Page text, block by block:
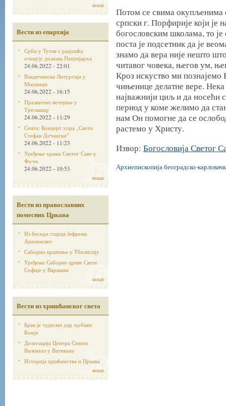
више
Вести из епархија
Срби у Тузли с радошћу
очекују долазак Патријарха
24.06.2022 - 22:01
Владичанска Литургија у
Мионици
24.06.2022 - 16:15
Празнично вечерње у
Трескавцу
24.06.2022 - 11:29
Сента: Концерт хора „Свети
Стефан Дечанскиˮ
24.06.2022 - 11:23
Уређење храма Светог Саве у
Фочи
24.06.2022 - 10:53
више
Вести из православних
помесних Цркава
Из беседа старца Јефрема
Аризонског
Саборно крштење у Тбилисију
Уређење Саборне цркве Свете
Софије у Варшави
више
Вести из хришћанског света
Брак је чудесни дар љубави
Божје
Делегација Центра Симон
Визентал у Ватикану
Историја хршћанства и Цркава
више
Потом се свима окупљенима
српски г. Порфирије који
богословским школама, то
поста је подсетник да је
знамо да вера није нешто
читавог човека, његов ум,
Кроз искуство ми познајемо
чињенице делатне вере.
најважнији циљ и да носећи
период у коме желимо да
нам Он помогне да се
растемо у Христу.
Извор: Богословија Светог
Архиепископија београдско-